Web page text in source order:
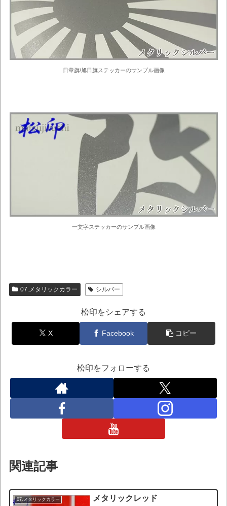
日章旗/旭日旗ステッカーのサンプル画像
一文字ステッカーのサンプル画像
07.メタリックカラー シルバー
松印をシェアする
X Facebook コピー
松印をフォローする
関連記事
07.メタリックカラー メタリックレッド